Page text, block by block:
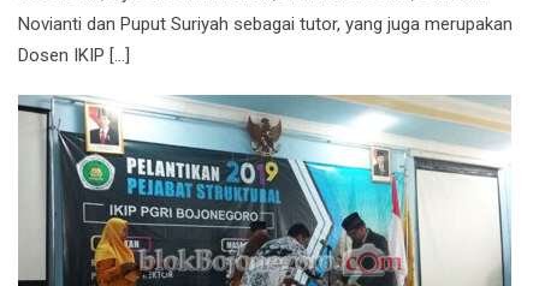
Novianti dan Puput Suriyah sebagai tutor, yang juga merupakan
Dosen IKIP […]